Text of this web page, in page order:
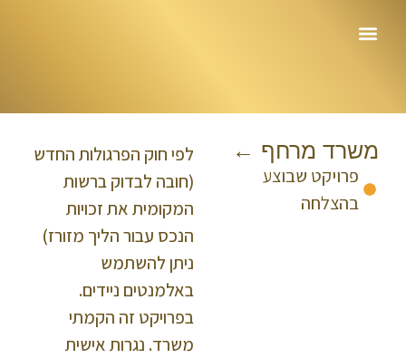
משרד מרחף ←
פרויקט שבוצע
בהצלחה
לפי חוק הפרגולות החדש
(חובה לבדוק ברשות
המקומית את זכויות
הנכס עבור הליך מזורז)
ניתן להשתמש
באלמנטים ניידים.
בפרויקט זה הקמתי
משרד. נגרות אישית